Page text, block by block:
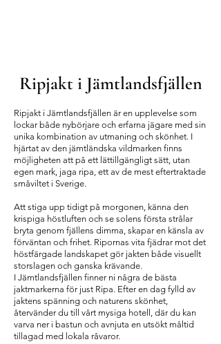
Ripjakt i Jämtlandsfjällen
Ripjakt i Jämtlandsfjällen är en upplevelse som
lockar både nybörjare och erfarna jägare med sin
unika kombination av utmaning och skönhet. I
hjärtat av den jämtländska vildmarken finns
möjligheten att på ett lättillgängligt sätt, utan
egen mark, jaga ripa, ett av de mest eftertraktade
småviltet i Sverige.
Att stiga upp tidigt på morgonen, känna den
krispiga höstluften och se solens första strålar
bryta genom fjällens dimma, skapar en känsla av
förväntan och frihet. Ripornas vita fjädrar mot det
höstfärgade landskapet gör jakten både visuellt
storslagen och ganska krävande.
I Jämtlandsfjällen finner ni några de bästa
jaktmarkerna för just Ripa. Efter en dag fylld av
jaktens spänning och naturens skönhet,
återvänder du till vårt mysiga hotell, där du kan
varva ner i bastun och avnjuta en utsökt måltid
tillagad med lokala råvaror.